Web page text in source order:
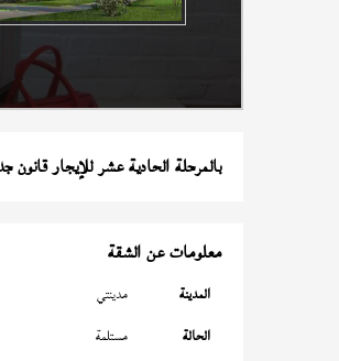
بالمرحلة الحادية عشر للإيجار قانون
معلومات عن الشقة
المدينة مدينتي
الحالة
مستلمة